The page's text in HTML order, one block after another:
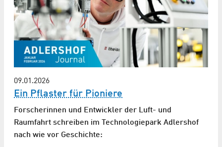
09.01.2026
Ein Pflaster für Pioniere
Forscherinnen und Entwickler der Luft- und
Raumfahrt schreiben im Technologiepark Adlershof
nach wie vor Geschichte: